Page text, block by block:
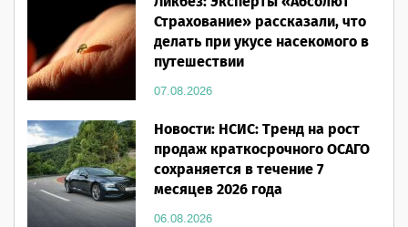
Страхование» рассказали, что
делать при укусе насекомого в
путешествии
07.08.2026
Новости: НСИС: Тренд на рост
продаж краткосрочного ОСАГО
сохраняется в течение 7
месяцев 2026 года
06.08.2026